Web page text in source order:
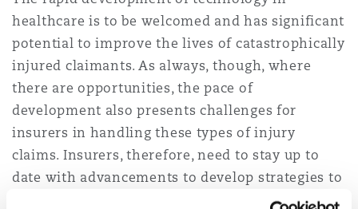
healthcare is to be welcomed and has significant
potential to improve the lives of catastrophically
injured claimants. As always, though, where
there are opportunities, the pace of
development also presents challenges for
insurers in handling these types of injury
claims. Insurers, therefore, need to stay up to
date with advancements to develop strategies to
address those challenges and mitigate any risks.